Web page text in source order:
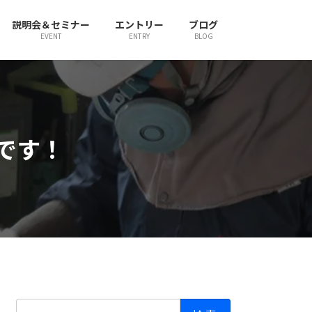
説明会＆セミナー
EVENT
エントリー
ENTRY
ブログ
BLOG
す！